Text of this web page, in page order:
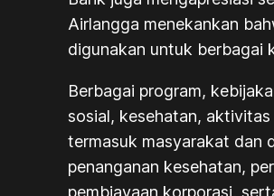
Airlangga menekankan
digunakan untuk berbagai
Berbagai program,
sosial, kesehatan,
termasuk masyarakat dan
penanganan kesehatan,
pembiayaan korporasi,